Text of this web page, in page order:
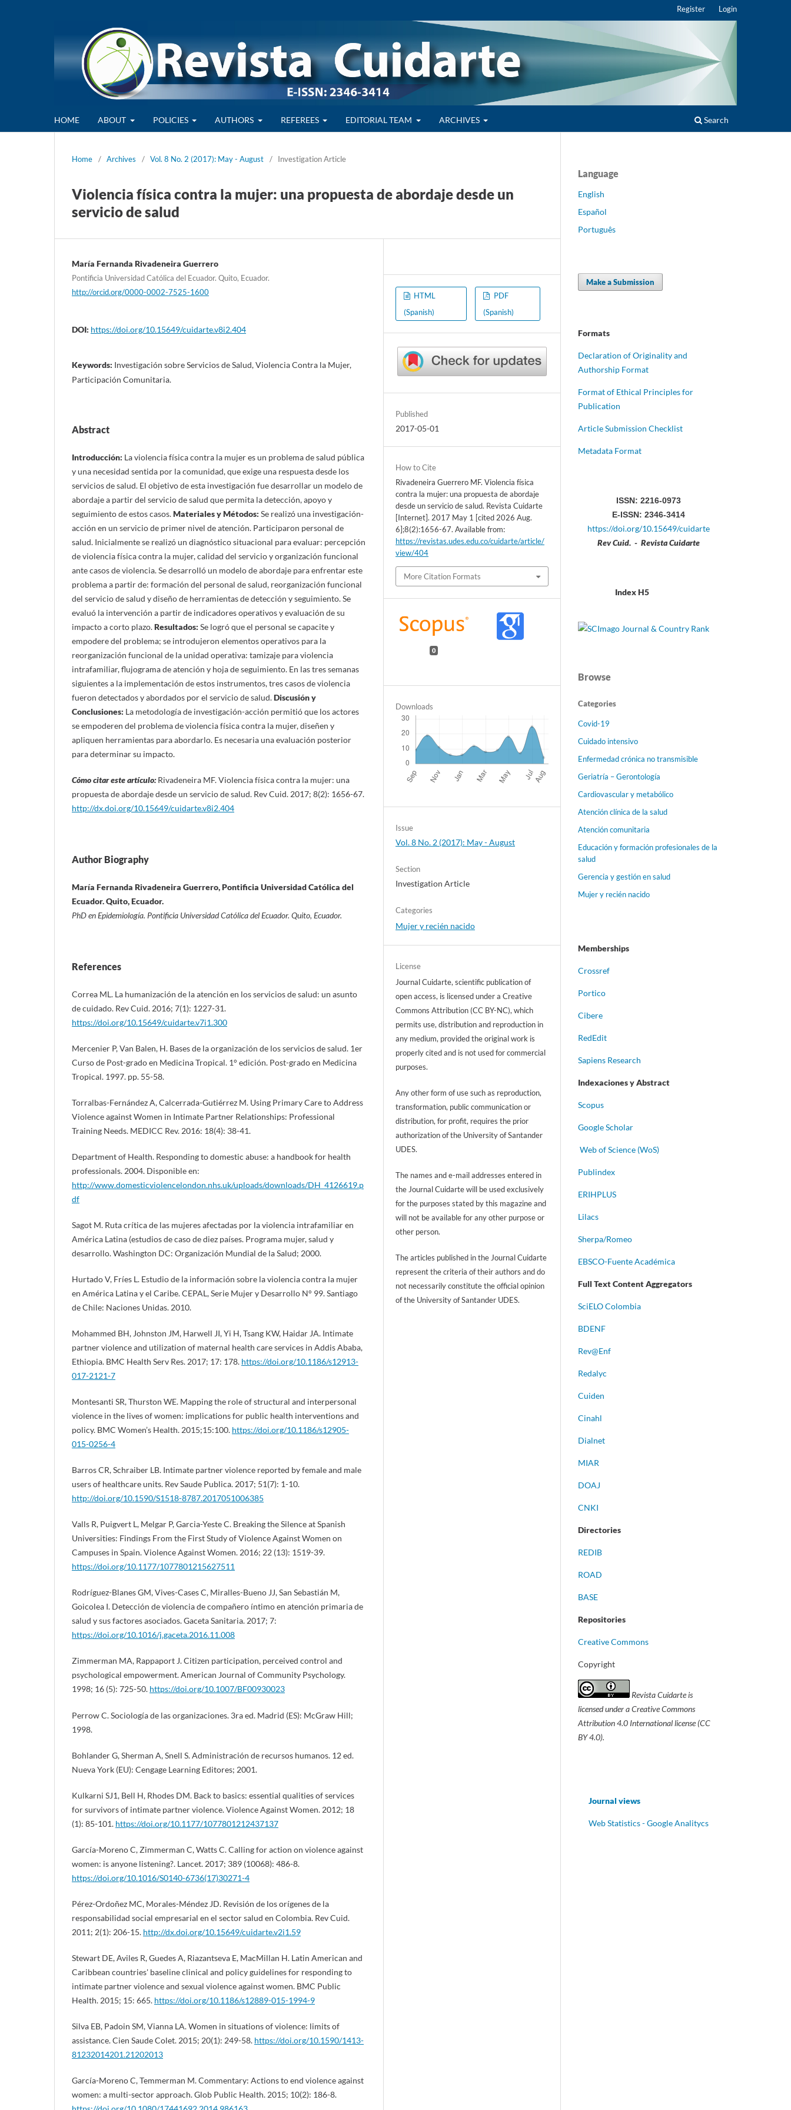
HOME ABOUT POLICIES AUTHORS REFEREES EDITORIAL TEAM ARCHIVES Search
Register Login
Home / Archives / Vol. 8 No. 2 (2017): May - August / Investigation Article
Violencia física contra la mujer: una propuesta de abordaje desde un
servicio de salud
María Fernanda Rivadeneira Guerrero
Pontificia Universidad Católica del Ecuador. Quito, Ecuador.
http://orcid.org/0000-0002-7525-1600
DOI: https://doi.org/10.15649/cuidarte.v8i2.404
Keywords: Investigación sobre Servicios de Salud, Violencia Contra la Mujer,
Participación Comunitaria.
Abstract
Introducción: La violencia física contra la mujer es un problema de salud pública
y una necesidad sentida por la comunidad, que exige una respuesta desde los
servicios de salud. El objetivo de esta investigación fue desarrollar un modelo de
abordaje a partir del servicio de salud que permita la detección, apoyo y
seguimiento de estos casos.Materiales y Métodos: Se realizó una investigación-
acción en un servicio de primer nivel de atención. Participaron personal de
salud. Inicialmente se realizó un diagnóstico situacional para evaluar: percepción
de violencia física contra la mujer, calidad del servicio y organización funcional
ante casos de violencia. Se desarrolló un modelo de abordaje para enfrentar este
problema a partir de: formación del personal de salud, reorganización funcional
del servicio de salud y diseño de herramientas de detección y seguimiento. Se
evaluó la intervención a partir de indicadores operativos y evaluación de su
impacto a corto plazo.Resultados: Se logró que el personal se capacite y
empodere del problema; se introdujeron elementos operativos para la
reorganización funcional de la unidad operativa: tamizaje para violencia
intrafamiliar, flujograma de atención y hoja de seguimiento. En las tres semanas
siguientes a la implementación de estos instrumentos, tres casos de violencia
fueron detectados y abordados por el servicio de salud.Discusión y
Conclusiones: La metodología de investigación-acción permitió que los actores
se empoderen del problema de violencia física contra la mujer, diseñen y
apliquen herramientas para abordarlo. Es necesaria una evaluación posterior
para determinar su impacto.
Cómo citar este artículo:Rivadeneira MF. Violencia física contra la mujer: una
propuesta de abordaje desde un servicio de salud. Rev Cuid. 2017; 8(2): 1656-67.
http://dx.doi.org/10.15649/cuidarte.v8i2.404
Author Biography
María Fernanda Rivadeneira Guerrero, Pontificia Universidad Católica del
Ecuador. Quito, Ecuador.
PhD en Epidemiología. Pontificia Universidad Católica del Ecuador. Quito, Ecuador.
References
Correa ML. La humanización de la atención en los servicios de salud: un asunto
de cuidado. Rev Cuid. 2016; 7(1): 1227-31.
https://doi.org/10.15649/cuidarte.v7i1.300
Mercenier P, Van Balen, H. Bases de la organización de los servicios de salud. 1er
Curso de Post-grado en Medicina Tropical. 1° edición. Post-grado en Medicina
Tropical. 1997. pp. 55-58.
Torralbas-Fernández A, Calcerrada-Gutiérrez M. Using Primary Care to Address
Violence against Women in Intimate Partner Relationships: Professional
Training Needs. MEDICC Rev. 2016: 18(4): 38-41.
Department of Health. Responding to domestic abuse: a handbook for health
professionals. 2004. Disponible en:
http://www.domesticviolencelondon.nhs.uk/uploads/downloads/DH_4126619.p
df
Sagot M. Ruta crítica de las mujeres afectadas por la violencia intrafamiliar en
América Latina (estudios de caso de diez países. Programa mujer, salud y
desarrollo. Washington DC: Organización Mundial de la Salud; 2000.
Hurtado V, Fríes L. Estudio de la información sobre la violencia contra la mujer
en América Latina y el Caribe. CEPAL, Serie Mujer y Desarrollo N° 99. Santiago
de Chile: Naciones Unidas. 2010.
Mohammed BH, Johnston JM, Harwell JI, Yi H, Tsang KW, Haidar JA. Intimate
partner violence and utilization of maternal health care services in Addis Ababa,
Ethiopia. BMC Health Serv Res. 2017; 17: 178. https://doi.org/10.1186/s12913-
017-2121-7
Montesanti SR, Thurston WE. Mapping the role of structural and interpersonal
violence in the lives of women: implications for public health interventions and
policy. BMC Women’s Health. 2015;15:100. https://doi.org/10.1186/s12905-
015-0256-4
Barros CR, Schraiber LB. Intimate partner violence reported by female and male
users of healthcare units. Rev Saude Publica. 2017; 51(7): 1-10.
http://doi.org/10.1590/S1518-8787.2017051006385
Valls R, Puigvert L, Melgar P, Garcia-Yeste C. Breaking the Silence at Spanish
Universities: Findings From the First Study of Violence Against Women on
Campuses in Spain. Violence Against Women. 2016; 22 (13): 1519-39.
https://doi.org/10.1177/1077801215627511
Rodríguez-Blanes GM, Vives-Cases C, Miralles-Bueno JJ, San Sebastián M,
Goicolea I. Detección de violencia de compañero íntimo en atención primaria de
salud y sus factores asociados. Gaceta Sanitaria. 2017; 7:
https://doi.org/10.1016/j.gaceta.2016.11.008
Zimmerman MA, Rappaport J. Citizen participation, perceived control and
psychological empowerment. American Journal of Community Psychology.
1998; 16 (5): 725-50. https://doi.org/10.1007/BF00930023
Perrow C. Sociología de las organizaciones. 3ra ed. Madrid (ES): McGraw Hill;
1998.
Bohlander G, Sherman A, Snell S. Administración de recursos humanos. 12 ed.
Nueva York (EU): Cengage Learning Editores; 2001.
Kulkarni SJ1, Bell H, Rhodes DM. Back to basics: essential qualities of services
for survivors of intimate partner violence. Violence Against Women. 2012; 18
(1): 85-101. https://doi.org/10.1177/1077801212437137
García-Moreno C, Zimmerman C, Watts C. Calling for action on violence against
women: is anyone listening?. Lancet. 2017; 389 (10068): 486-8.
https://doi.org/10.1016/S0140-6736(17)30271-4
Pérez-Ordoñez MC, Morales-Méndez JD. Revisión de los orígenes de la
responsabilidad social empresarial en el sector salud en Colombia. Rev Cuid.
2011; 2(1): 206-15. http://dx.doi.org/10.15649/cuidarte.v2i1.59
Stewart DE, Aviles R, Guedes A, Riazantseva E, MacMillan H. Latin American and
Caribbean countries' baseline clinical and policy guidelines for responding to
intimate partner violence and sexual violence against women. BMC Public
Health. 2015; 15: 665. https://doi.org/10.1186/s12889-015-1994-9
Silva EB, Padoin SM, Vianna LA. Women in situations of violence: limits of
assistance. Cien Saude Colet. 2015; 20(1): 249-58. https://doi.org/10.1590/1413-
81232014201.21202013
García-Moreno C, Temmerman M. Commentary: Actions to end violence against
women: a multi-sector approach. Glob Public Health. 2015; 10(2): 186-8.
HTML
(Spanish)
PDF
(Spanish)
Published
2017-05-01
How to Cite
Rivadeneira Guerrero MF. Violencia física
contra la mujer: una propuesta de abordaje
desde un servicio de salud. Revista Cuidarte
[Internet]. 2017 May 1 [cited 2026 Aug.
6];8(2):1656-67. Available from:
https://revistas.udes.edu.co/cuidarte/article/
view/404
More Citation Formats
0
Downloads
Issue
Vol. 8 No. 2 (2017): May - August
Section
Investigation Article
Categories
Mujer y recién nacido
License
Journal Cuidarte, scientific publication of
open access, is licensed under a Creative
Commons Attribution (CC BY-NC), which
permits use, distribution and reproduction in
any medium, provided the original work is
properly cited and is not used for commercial
purposes.
Any other form of use such as reproduction,
transformation, public communication or
distribution, for profit, requires the prior
authorization of the University of Santander
UDES.
The names and e-mail addresses entered in
the Journal Cuidarte will be used exclusively
for the purposes stated by this magazine and
will not be available for any other purpose or
other person.
The articles published in the Journal Cuidarte
represent the criteria of their authors and do
not necessarily constitute the official opinion
of the University of Santander UDES.
Language
English
Español
Português
Make a Submission
Formats
Declaration of Originality and
Authorship Format
Format of Ethical Principles for
Publication
Article Submission Checklist
Metadata Format
ISSN: 2216-0973
E-ISSN: 2346-3414
https://doi.org/10.15649/cuidarte
Rev Cuid. - Revista Cuidarte
Index H5
Browse
Categories
Covid-19
Cuidado intensivo
Enfermedad crónica no transmisible
Geriatría – Gerontología
Cardiovascular y metabólico
Atención clínica de la salud
Atención comunitaria
Educación y formación profesionales de la
salud
Gerencia y gestión en salud
Mujer y recién nacido
Memberships
Crossref
Portico
Cibere
RedEdit
Sapiens Research
Indexaciones y Abstract
Scopus
Google Scholar
Web of Science (WoS)
Publindex
ERIHPLUS
Lilacs
Sherpa/Romeo
EBSCO-Fuente Académica
Full Text Content Aggregators
SciELO Colombia
BDENF
Rev@Enf
Redalyc
Cuiden
Cinahl
Dialnet
MIAR
DOAJ
CNKI
Directories
REDIB
ROAD
BASE
Repositories
Creative Commons
Copyright
Revista Cuidarteis
licensed under a Creative Commons
Attribution 4.0 International license (CC
BY 4.0).
Journal views
Web Statistics - Google Analitycs